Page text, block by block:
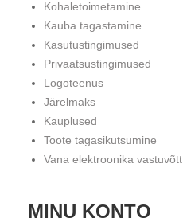
Kohaletoimetamine
Kauba tagastamine
Kasutustingimused
Privaatsustingimused
Logoteenus
Järelmaks
Kauplused
Toote tagasikutsumine
Vana elektroonika vastuvõtt
MINU KONTO